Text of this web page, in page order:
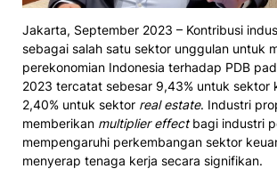
Jakarta, September 2023 – Kontribusi
sebagai salah satu sektor unggulan untuk
perekonomian Indonesia terhadap PDB
2023 tercatat sebesar 9,43% untuk sektor
2,40% untuk sektor real estate. Industri
memberikan multiplier effectbagi industri
mempengaruhi perkembangan sektor
menyerap tenaga kerja secara signifikan.